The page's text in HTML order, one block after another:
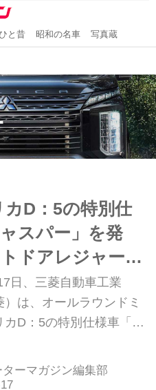
と昔 昭和の名車 写真蔵
カD：5の特別仕
スパー」を発
ドアレジャーを
める装備を内外
日、三菱自動車工業
）は、オールラウンドミ
カD：5の特別仕様車「ジ
）」を発売すると
ーマガジン編集部